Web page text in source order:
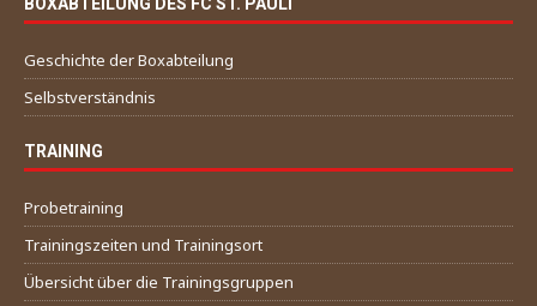
Geschichte der Boxabteilung
Selbstverständnis
TRAINING
Probetraining
Trainingszeiten und Trainingsort
Übersicht über die Trainingsgruppen